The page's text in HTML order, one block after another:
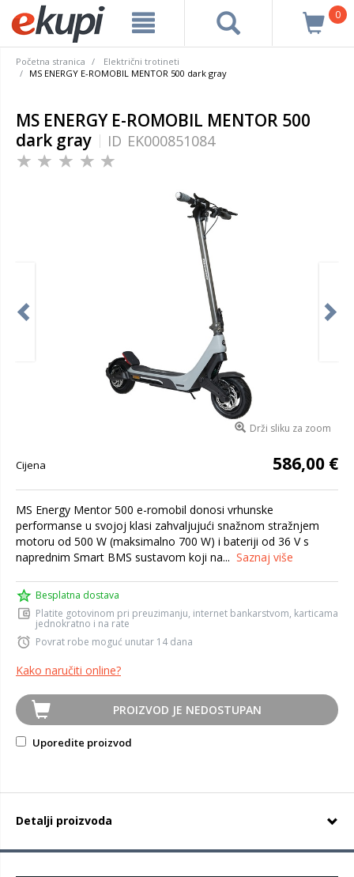
0
Početna stranica
Električni trotineti
MS ENERGY E-ROMOBIL MENTOR 500 dark gray
MS ENERGY E-ROMOBIL MENTOR 500
dark gray
ID EK000851084
Drži sliku za zoom
Cijena 586,00 €
MS Energy Mentor 500 e-romobil donosi vrhunske
performanse u svojoj klasi zahvaljujući snažnom stražnjem
motoru od 500 W (maksimalno 700 W) i bateriji od 36 V s
naprednim Smart BMS sustavom koji na... Saznaj više
Besplatna dostava
Platite gotovinom pri preuzimanju, internet bankarstvom, karticama
jednokratno i na rate
Povrat robe moguć unutar 14 dana
Kako naručiti online?
PROIZVOD JE NEDOSTUPAN
Uporedite proizvod
Detalji proizvoda